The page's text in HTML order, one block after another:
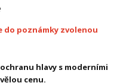
do poznámky zvolenou
hlavy s moderními
cenu.